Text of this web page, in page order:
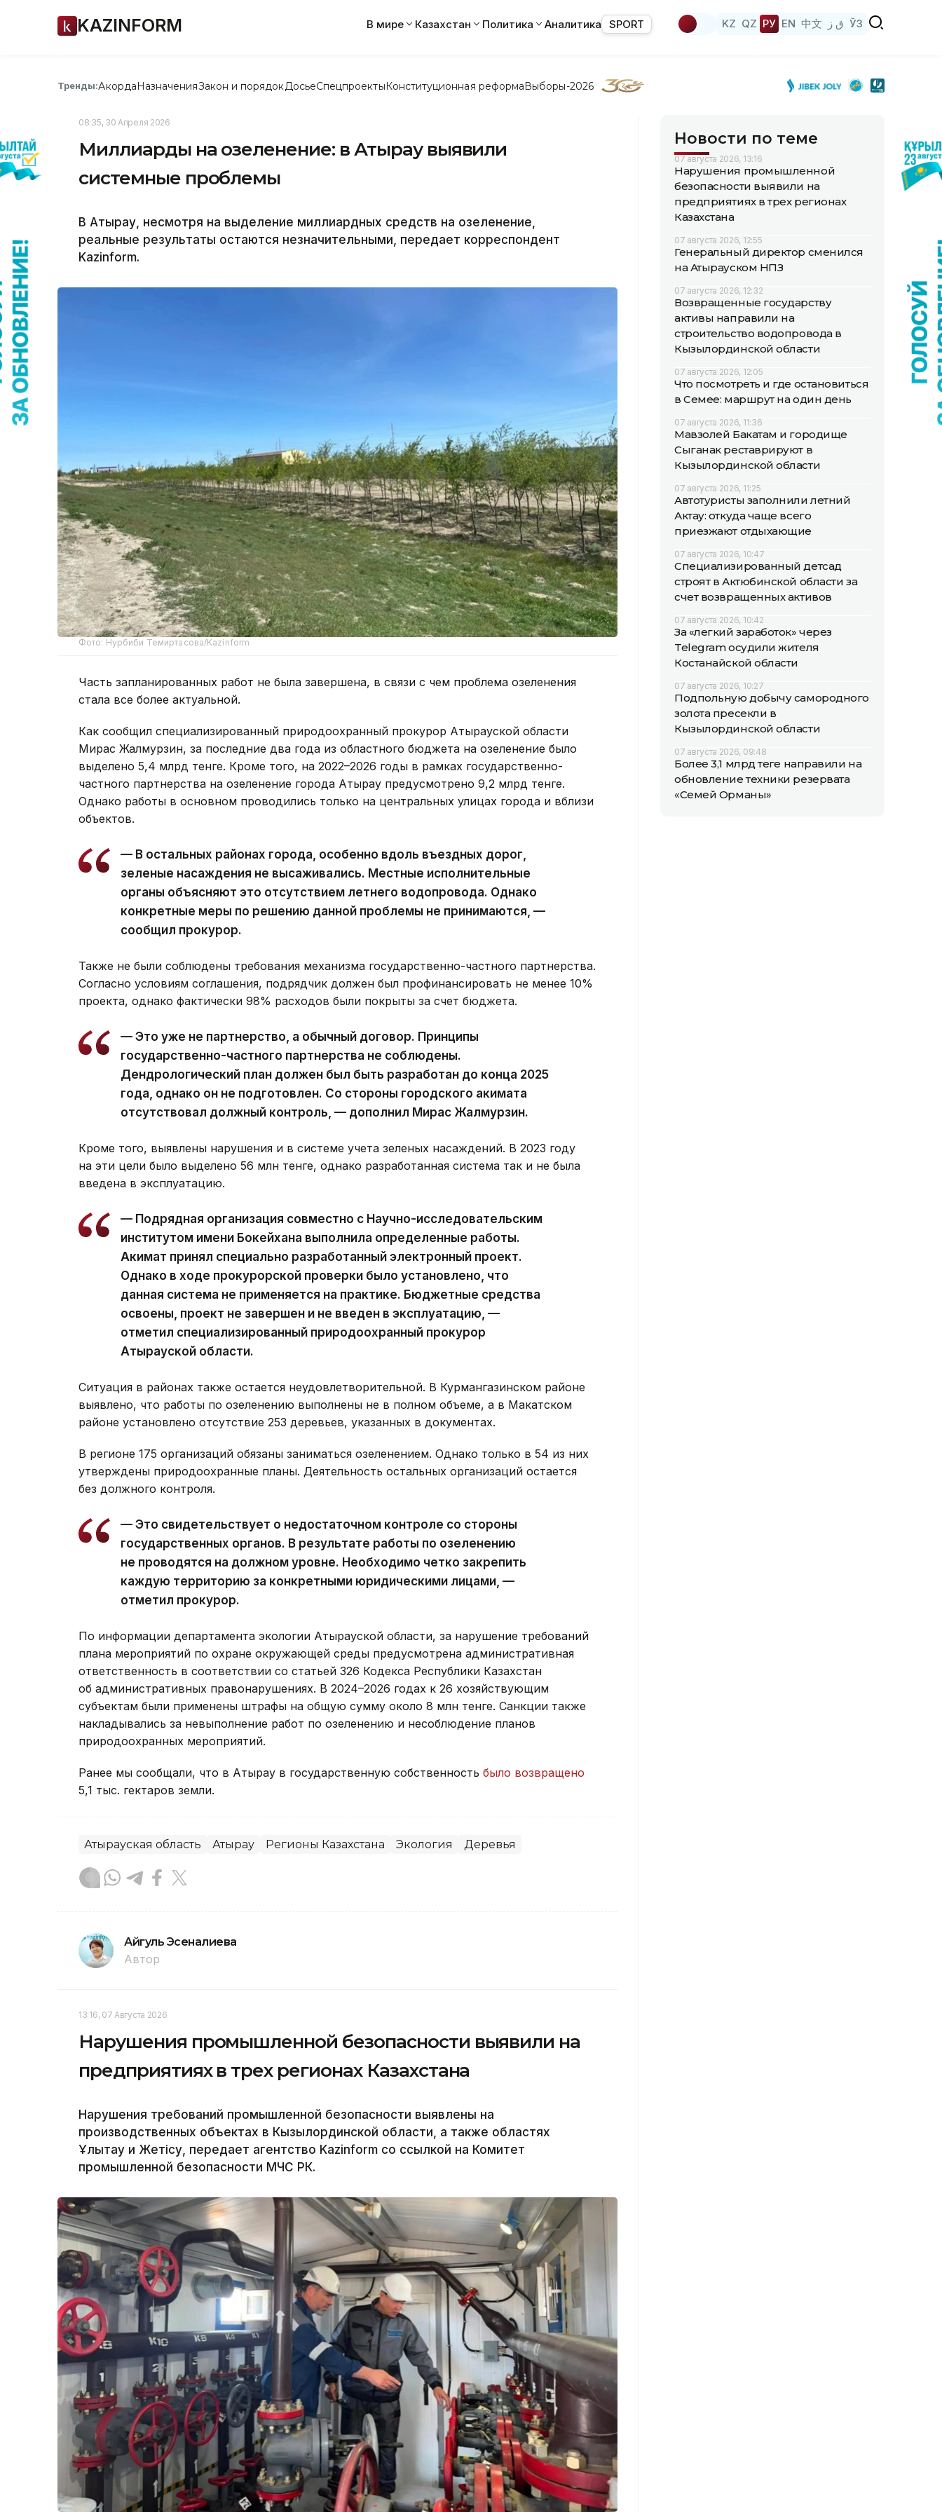
KAZINFORM В мире Казахстан Политика Аналитика SPORT KZ QZ РУ EN 中文 ق ز ЎЗ
Тренды:АкордаНазначенияЗакон и порядок ДосьеСпецпроектыКонституционная реформаВыборы-2026
08:35, 30 Апреля 2026
Миллиарды на озеленение: в Атырау выявили
системные проблемы
В Атырау, несмотря на выделение миллиардных средств на озеленение,
реальные результаты остаются незначительными, передает корреспондент
Kazinform.
Фото: Нурбиби Темиртасова/Kazinform
Часть запланированных работ не была завершена, в связи с чем проблема озеленения
стала все более актуальной.
Как сообщил специализированный природоохранный прокурор Атырауской области
Мирас Жалмурзин, за последние два года из областного бюджета на озеленение было
выделено 5,4 млрд тенге. Кроме того, на 2022–2026 годы в рамках государственно-
частного партнерства на озеленение города Атырау предусмотрено 9,2 млрд тенге.
Однако работы в основном проводились только на центральных улицах города и вблизи
объектов.
— В остальных районах города, особенно вдоль въездных дорог,
зеленые насаждения не высаживались. Местные исполнительные
органы объясняют это отсутствием летнего водопровода. Однако
конкретные меры по решению данной проблемы не принимаются, —
сообщил прокурор.
Также не были соблюдены требования механизма государственно-частного партнерства.
Согласно условиям соглашения, подрядчик должен был профинансировать не менее 10%
проекта, однако фактически 98% расходов были покрыты за счет бюджета.
— Это уже не партнерство, а обычный договор. Принципы
государственно-частного партнерства не соблюдены.
Дендрологический план должен был быть разработан до конца 2025
года, однако он не подготовлен. Со стороны городского акимата
отсутствовал должный контроль, — дополнил Мирас Жалмурзин.
Кроме того, выявлены нарушения и в системе учета зеленых насаждений. В 2023 году
на эти цели было выделено 56 млн тенге, однако разработанная система так и не была
введена в эксплуатацию.
— Подрядная организация совместно с Научно-исследовательским
институтом имени Бокейхана выполнила определенные работы.
Акимат принял специально разработанный электронный проект.
Однако в ходе прокурорской проверки было установлено, что
данная система не применяется на практике. Бюджетные средства
освоены, проект не завершен и не введен в эксплуатацию, —
отметил специализированный природоохранный прокурор
Атырауской области.
Ситуация в районах также остается неудовлетворительной. В Курмангазинском районе
выявлено, что работы по озеленению выполнены не в полном объеме, а в Макатском
районе установлено отсутствие 253 деревьев, указанных в документах.
В регионе 175 организаций обязаны заниматься озеленением. Однако только в 54 из них
утверждены природоохранные планы. Деятельность остальных организаций остается
без должного контроля.
— Это свидетельствует о недостаточном контроле со стороны
государственных органов. В результате работы по озеленению
не проводятся на должном уровне. Необходимо четко закрепить
каждую территорию за конкретными юридическими лицами, —
отметил прокурор.
По информации департамента экологии Атырауской области, за нарушение требований
плана мероприятий по охране окружающей среды предусмотрена административная
ответственность в соответствии со статьей 326 Кодекса Республики Казахстан
об административных правонарушениях. В 2024–2026 годах к 26 хозяйствующим
субъектам были применены штрафы на общую сумму около 8 млн тенге. Санкции также
накладывались за невыполнение работ по озеленению и несоблюдение планов
природоохранных мероприятий.
Ранее мы сообщали, что в Атырау в государственную собственность было возвращено
5,1 тыс. гектаров земли.
Атырауская область Атырау Регионы Казахстана Экология Деревья
Айгуль Эсеналиева
Автор
13:16, 07 Августа 2026
Нарушения промышленной безопасности выявили на
предприятиях в трех регионах Казахстана
Нарушения требований промышленной безопасности выявлены на
производственных объектах в Кызылординской области, а также областях
Ұлытау и Жетісу, передает агентство Kazinform со ссылкой на Комитет
промышленной безопасности МЧС РК.
Новости по теме
07 августа 2026, 13:16
Нарушения промышленной
безопасности выявили на
предприятиях в трех регионах
Казахстана
07 августа 2026, 12:55
Генеральный директор сменился
на Атырауском НПЗ
07 августа 2026, 12:32
Возвращенные государству
активы направили на
строительство водопровода в
Кызылординской области
07 августа 2026, 12:05
Что посмотреть и где остановиться
в Семее: маршрут на один день
07 августа 2026, 11:36
Мавзолей Бакатам и городище
Сыганак реставрируют в
Кызылординской области
07 августа 2026, 11:25
Автотуристы заполнили летний
Актау: откуда чаще всего
приезжают отдыхающие
07 августа 2026, 10:47
Специализированный детсад
строят в Актюбинской области за
счет возвращенных активов
07 августа 2026, 10:42
За «легкий заработок» через
Telegram осудили жителя
Костанайской области
07 августа 2026, 10:27
Подпольную добычу самородного
золота пресекли в
Кызылординской области
07 августа 2026, 09:48
Более 3,1 млрд теңге направили на
обновление техники резервата
«Семей Орманы»